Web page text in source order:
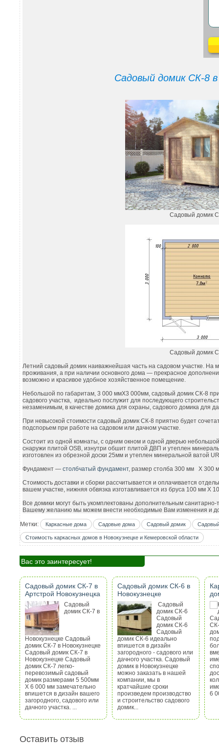
Садовый домик СК-8 в
Садовый домик
Садовый домик
Летний садовый домик наиважнейшая часть на садовом участке. На
проживания, а при наличии основного дома — прекрасное
возможно и красивое удобное хозяйственное помещение.
Небольшой по габаритам, 3 000 ммХ3 000мм, садовый домик СК-8
садового участка, идеально послужит для последующего
незаменимым, в качестве домика для охраны, садового домика для
При невысокой стоимости садовый домик СК-8 приятно будет
подспорьем при работе на садовом или дачном участке.
Состоит из одной комнаты, с одним окном и одной дверью
снаружи плитой OSB, изнутри обшит плитой ДВП и утеплен
изготовлен из обрезной доски 25мм и утеплен минеральной ватой
Фундамент — столбчатый фундамент, размер столба 300 мм Х 300
Стоимость доставки и сборки рассчитывается и оплачивается
вашем участке, нижняя обвязка изготавливается из бруса 100 мм Х
Все домики могут быть укомплектованы дополнительным
Вашему желанию мы можем внести необходимые Вам изменения и
Метки: Каркасные дома Садовые дома Садовый домик
Стоимость каркасных домов в Новокузнецке и Кемеровской области
Вас это заинтересует!
Садовый домик СК-7 в
Артстрой Новокузнецка
Садовый
домик СК-7 в
Новокузнецке Садовый
домик СК-7 в Новокузнецке
Садовый домик СК-7 в
Новокузнецке Садовый
домик СК-7 легко-
перевозимый садовый
домик размерами 5 500мм
Х 6 000 мм замечательно
впишется в дизайн вашего
загородного, садового или
дачного участка. ...
Садовый домик СК-6 в
Новокузнецке
Садовый
домик СК-6
Садовый
домик СК-6
Садовый
домик СК-6 идеально
впишется в дизайн
загородного - садового или
дачного участка. Садовый
домик в Новокузнецке
можно заказать в нашей
компании, мы в
кратчайшие сроки
произведем производство
и строительство садового
домик...
6
Оставить отзыв